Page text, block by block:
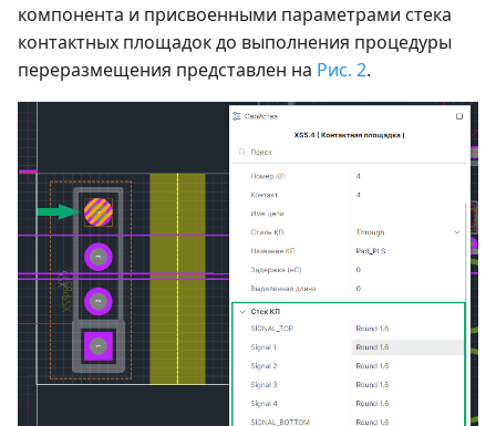
компонента и присвоенными параметрами стека
контактных площадок до выполнения процедуры
переразмещения представлен на Рис. 2.